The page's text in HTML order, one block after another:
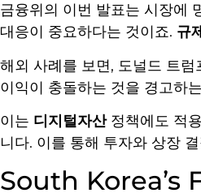
금융위의 이번 발표는 시장에
대응이 중요하다는 것이죠. 규제
해외 사례를 보면, 도널드 트
이익이 충돌하는 것을 경고하
이는 디지털자산정책에도 적
니다. 이를 통해 투자와 상장
South Korea’s